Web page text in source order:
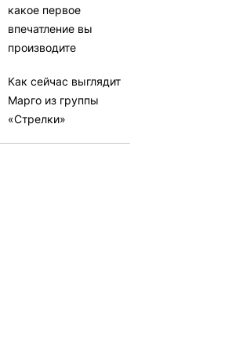
какое первое
впечатление вы
производите
Как сейчас выглядит
Марго из группы
«Стрелки»